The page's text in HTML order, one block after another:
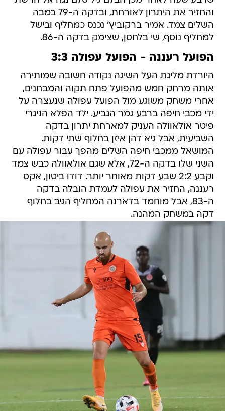
והחזיר את היתרון לאורחת, ובדקה ה-79 במבה
השלים צמד. אמיר ברקוביץ' נכנס כמחליף ובישל
למחליף נוסף, שי בלחסן, שצימק בדקה ה-86.
הפועל רעננה - הפועל עפולה 3:3
היורדת מליגת העל השיגה נקודה חשובה שמותירה
אותה מרחק חמש מהפועל פתח תקוה והמבחנים,
אחרי משחק משוגע מול הפועל עפולה שנעצרה על
ידי מכבי חיפה ברבע גמר הגביע. ילד הפלא הניגרי
פיטר אולאוולה העניק למארחת יתרון בדקה
השביעית, אבל גיא דהן איזן בחלוף שתי דקות.
המושאל ממכבי חיפה השלים מהפך עבור עפולה עם
השני שלו בדקה ה-72, אלא שגם אולאוולה כבש צמד
וקבע 2:2 שבע דקות מאוחר יותר. דודו ביטון, אקס
רעננה, החזיר את עפולה לעמדת הובלה בדקה
ה-83, אבל מוחמד בדארנה המחליף הגיב בחלוף
דקה במשחק המהנה.